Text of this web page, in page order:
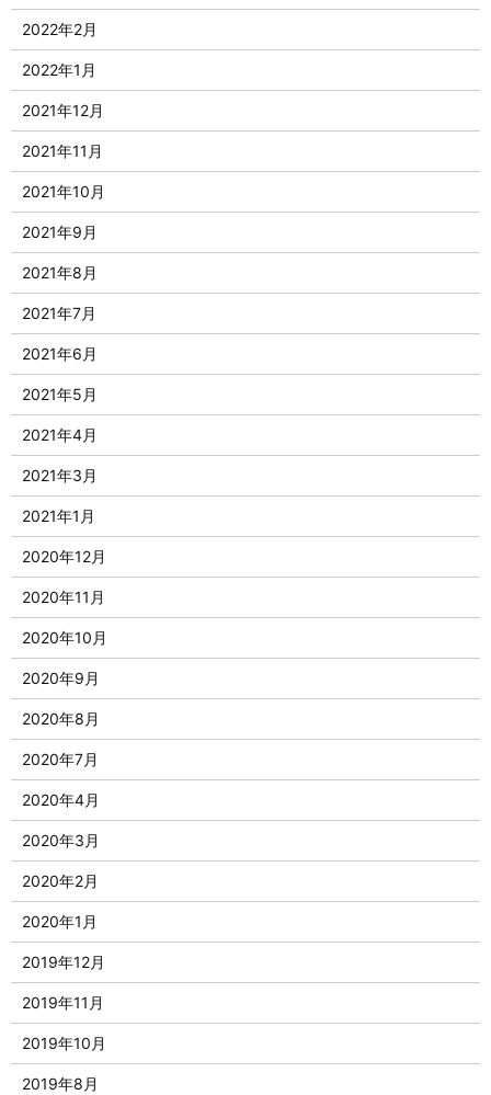
2022年2月
2022年1月
2021年12月
2021年11月
2021年10月
2021年9月
2021年8月
2021年7月
2021年6月
2021年5月
2021年4月
2021年3月
2021年1月
2020年12月
2020年11月
2020年10月
2020年9月
2020年8月
2020年7月
2020年4月
2020年3月
2020年2月
2020年1月
2019年12月
2019年11月
2019年10月
2019年8月